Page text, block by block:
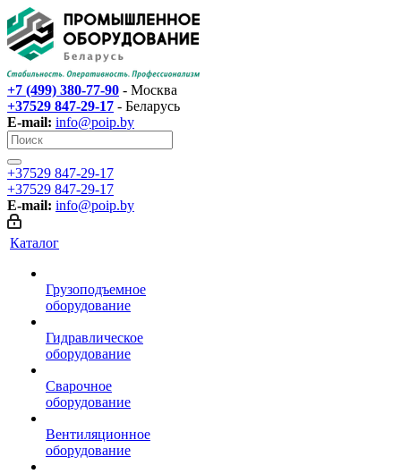
+7 (499) 380-77-90 - Москва
+37529 847-29-17‬ - Беларусь
E-mail: info@poip.by
+37529 847-29-17‬
+37529 847-29-17‬
E-mail: info@poip.by
Каталог
Грузоподъемное
оборудование
Гидравлическое
оборудование
Сварочное
оборудование
Вентиляционное
оборудование